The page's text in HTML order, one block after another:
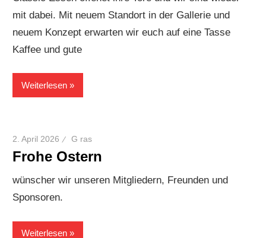
mit dabei. Mit neuem Standort in der Gallerie und
neuem Konzept erwarten wir euch auf eine Tasse
Kaffee und gute
Weiterlesen
2. April 2026 G ras
Frohe Ostern
wünscher wir unseren Mitgliedern, Freunden und
Sponsoren.
Weiterlesen